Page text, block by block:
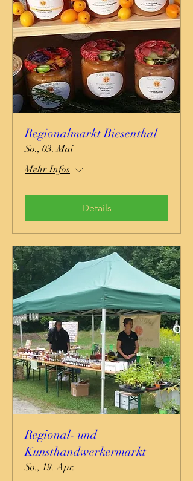
Regionalmarkt Biesenthal
So., 03. Mai
Mehr Infos
Details
Regional- und
Kunsthandwerkermarkt
So., 19. Apr.